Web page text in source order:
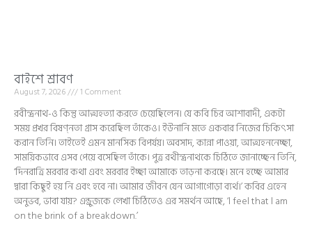
বাইশে শ্রাবণ
August 7, 2026 1 Comment
রবীন্দ্রনাথ-ও কিন্তু আত্মহত্যা করতে চেয়েছিলেন। যে কবি চির আশাবাদী, একটা
সময় প্রখর বিষণ্নতা গ্রাস করেছিল তাঁকেও। ইউনানি মতে একবার নিজের চিকিৎসা
করান তিনি। তাইতেই এমন মানসিক বিপর্যয়। অবসাদ, কান্না পাওয়া, আত্মহননেচ্ছা,
সাময়িকভাবে এসব পেয়ে বসেছিল তাঁকে। পুত্র রথীন্দ্রনাথকে চিঠিতে জানাচ্ছেন তিনি,
‘দিনরাত্রি মরবার কথা এবং মরবার ইচ্ছা আমাকে তাড়না করছে। মনে হচ্ছে আমার
দ্বারা কিছুই হয় নি এবং হবে না। আমার জীবন যেন আগাগোড়া ব্যর্থ।’ কবির এহেন
অনুভব, ভাবা যায়? এন্ড্রুজকে লেখা চিঠিতেও এর সমর্থন আছে, ‘l feel that l am
on the brink of a breakdown.’